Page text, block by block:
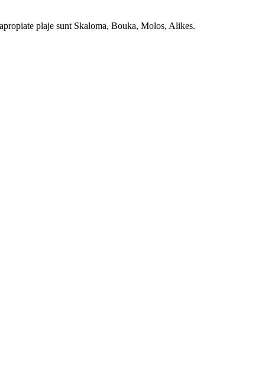
plaje sunt Skaloma, Bouka, Molos, Alikes.